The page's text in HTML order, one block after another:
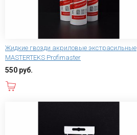
Жидкие гвозди акриловые экстрасильные
MASTERTEKS Profimaster
550 руб.